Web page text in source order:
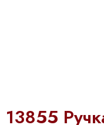
13855